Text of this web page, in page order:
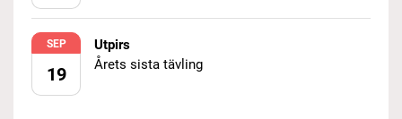
SEP
19
Utpirs
Årets sista tävling